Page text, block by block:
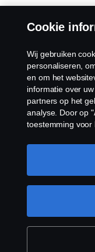
Cookie
Wij gebruiken
personaliseren,
en om het
informatie over
partners op het
analyse. Door op
toestemming voor
door op "Cookie
categorieën te
Meer